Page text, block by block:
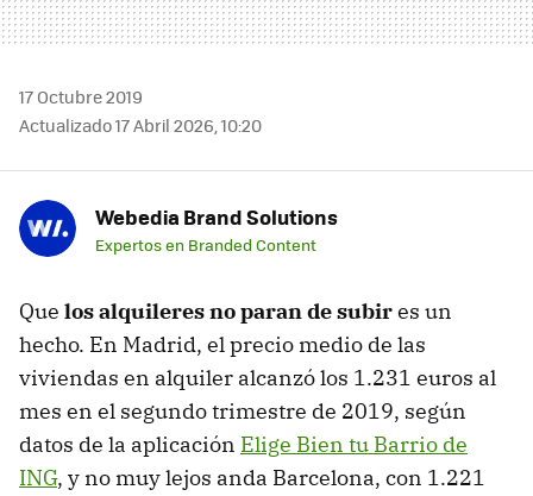
17 Octubre 2019
Actualizado 17 Abril 2026, 10:20
Webedia Brand Solutions
Expertos en Branded Content
Que los alquileres no paran de subires un
hecho. En Madrid, el precio medio de las
viviendas en alquiler alcanzó los 1.231 euros al
mes en el segundo trimestre de 2019, según
datos de la aplicación Elige Bien tu Barrio de
ING, y no muy lejos anda Barcelona, con 1.221